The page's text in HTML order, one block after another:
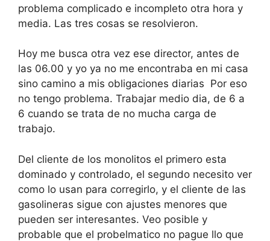
problema complicado e incompleto otra hora y
media. Las tres cosas se resolvieron.
Hoy me busca otra vez ese director, antes de
las 06.00 y yo ya no me encontraba en mi casa
sino camino a mis obligaciones diarias Por eso
no tengo problema. Trabajar medio dia, de 6 a
6 cuando se trata de no mucha carga de
trabajo.
Del cliente de los monolitos el primero esta
dominado y controlado, el segundo necesito ver
como lo usan para corregirlo, y el cliente de las
gasolineras sigue con ajustes menores que
pueden ser interesantes. Veo posible y
probable que el probelmatico no pague llo que